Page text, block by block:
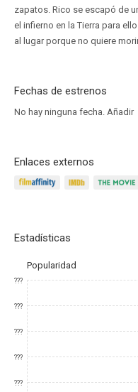
zapatos. Rico se escapó de
el infierno en la Tierra para
al lugar porque no quiere
Fechas de estrenos
No hay ninguna fecha. Añadir
Enlaces externos
Estadísticas
Popularidad
???
???
???
???
???